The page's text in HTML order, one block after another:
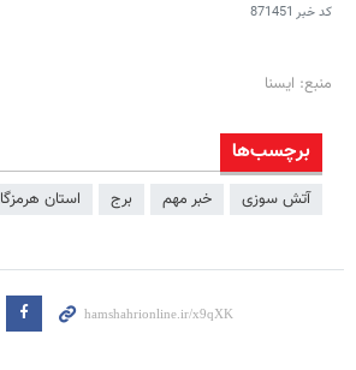
کد خبر 871451
منبع: ایسنا
برچسب‌ها
آتش‌ سوزی خبر مهم برج استان